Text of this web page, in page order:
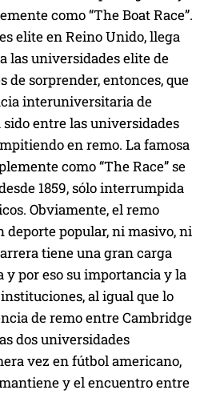
como “The Boat Race”.
elite en Reino Unido, llega
las universidades elite de
de sorprender, entonces, que
interuniversitaria de
entre las universidades
en remo. La famosa
como “The Race” se
1859, sólo interrumpida
Obviamente, el remo
deporte popular, ni masivo, ni
tiene una gran carga
y por eso su importancia y la
al igual que lo
de remo entre Cambridge
dos universidades
vez en fútbol americano,
y el encuentro entre